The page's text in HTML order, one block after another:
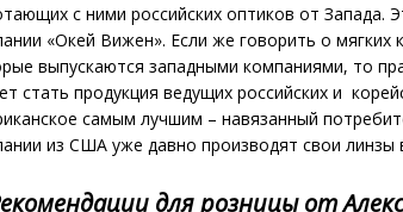
с ними российских оптиков от Запада.
«Окей Вижен». Если же говорить о мягких
выпускаются западными компаниями, то
стать продукция ведущих российских и
самым лучшим – навязанный
из США уже давно производят свои линзы
для розницы от